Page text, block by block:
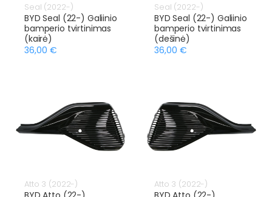
Seal (2022-)
BYD Seal (22-) Galiinio
bamperio tvirtinimas
(kairė)
36,00 €
Seal (2022-)
BYD Seal (22-) Galiinio
bamperio tvirtinimas
(dešinė)
36,00 €
Atto 3 (2022-) Atto 3 (2022-)